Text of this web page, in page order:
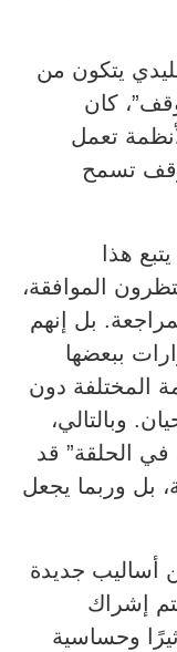
يتكون من
كان
تعمل
تسمح
هذا
الموافقة،
بل إنهم
ببعضها
المختلفة دون
وبالتالي،
الحلقة” قد
بل وربما يجعل
أساليب جديدة
إشراك
وحساسية